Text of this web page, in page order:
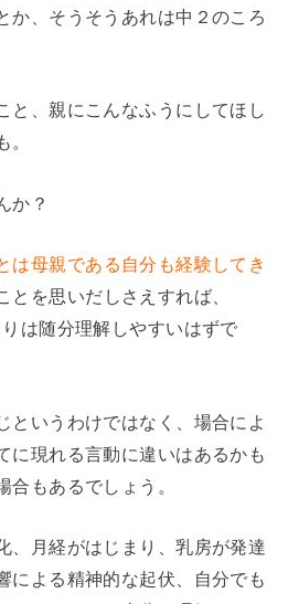
か、そうそうあれは中２のころ
と、親にこんなふうにしてほし
。
か？
は母親である自分も経験してき
とを思いだしさえすれば、
は随分理解しやすいはずで
というわけではなく、場合によ
に現れる言動に違いはあるかも
合もあるでしょう。
、月経がはじまり、乳房が発達
による精神的な起伏、自分でも